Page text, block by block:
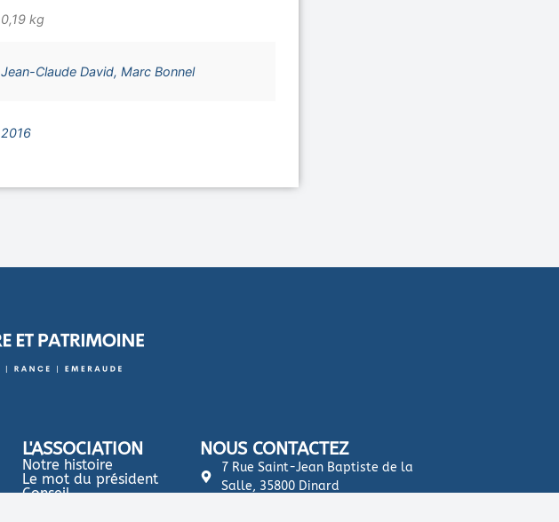
0,19 kg
Jean-Claude David, Marc Bonnel
2016
L'ASSOCIATION
Notre histoire
Le mot du président
Conseil
NOUS CONTACTEZ
7 Rue Saint-Jean Baptiste de la
Salle, 35800 Dinard